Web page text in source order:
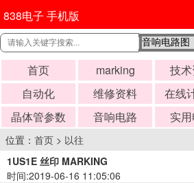
838电子 手机版
首页 marking 技
自动化
维修资料 在线
晶体管参数
音响电路 实
位置： 首页 > 以往
1US1E 丝印 MARKING
时间:2019-06-16 11:05:06